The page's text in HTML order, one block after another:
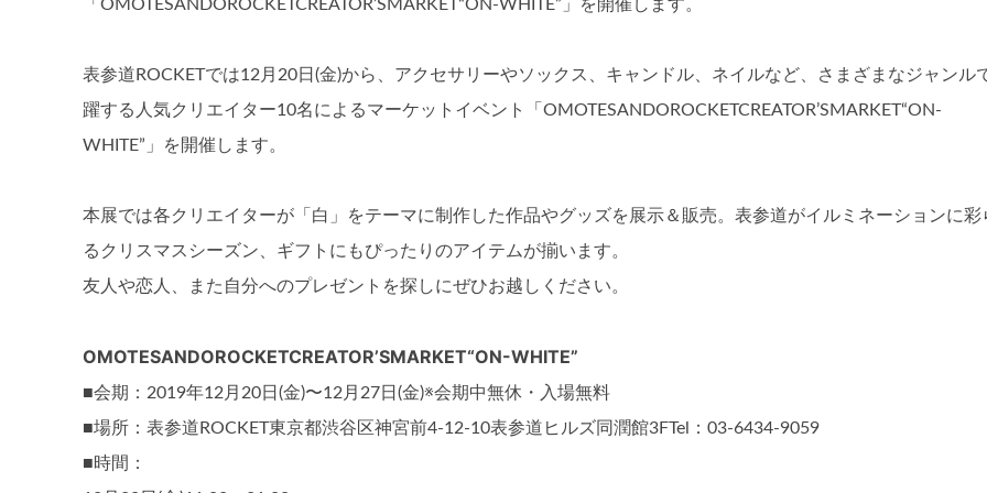
「OMOTESANDOROCKETCREATOR’SMARKET“ON-WHITE”」を開催します。
表参道ROCKETでは12月20日(金)から、アクセサリーやソックス、キャンドル、ネイルなど、さまざまなジャンル
躍する人気クリエイター10名によるマーケットイベント「OMOTESANDOROCKETCREATOR’SMARKET“ON-
WHITE”」を開催します。
本展では各クリエイターが「白」をテーマに制作した作品やグッズを展示＆販売。表参道がイルミネーションに彩
るクリスマスシーズン、ギフトにもぴったりのアイテムが揃います。
友人や恋人、また自分へのプレゼントを探しにぜひお越しください。
OMOTESANDOROCKETCREATOR’SMARKET“ON-WHITE”
■会期：2019年12月20日(金)〜12月27日(金)※会期中無休・入場無料
■場所：表参道ROCKET東京都渋谷区神宮前4-12-10表参道ヒルズ同潤館3FTel：03-6434-9059
■時間：